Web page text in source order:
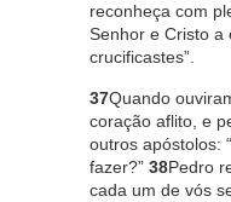
reconheça com
Senhor e Cristo a
crucificastes”.
37Quando
coração aflito, e
outros apóstolos:
fazer?” 38Pedro
cada um de vós